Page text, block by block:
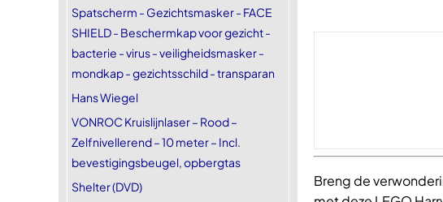
Spatscherm - Gezichtsmasker - FACE
SHIELD - Beschermkap voor gezicht -
bacterie - virus - veiligheidsmasker -
mondkap - gezichtsschild - transparan
Hans Wiegel
VONROC Kruislijnlaser – Rood –
Zelfnivellerend – 10 meter – Incl.
bevestigingsbeugel, opbergtas
Shelter (DVD)
Breng de